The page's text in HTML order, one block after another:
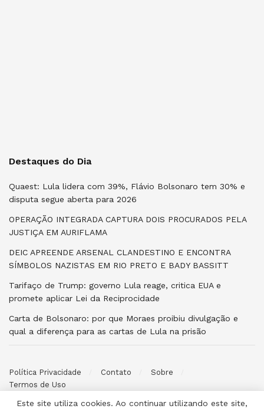
Destaques do Dia
Quaest: Lula lidera com 39%, Flávio Bolsonaro tem 30% e
disputa segue aberta para 2026
OPERAÇÃO INTEGRADA CAPTURA DOIS PROCURADOS PELA
JUSTIÇA EM AURIFLAMA
DEIC APREENDE ARSENAL CLANDESTINO E ENCONTRA
SÍMBOLOS NAZISTAS EM RIO PRETO E BADY BASSITT
Tarifaço de Trump: governo Lula reage, critica EUA e
promete aplicar Lei da Reciprocidade
Carta de Bolsonaro: por que Moraes proibiu divulgação e
qual a diferença para as cartas de Lula na prisão
Política Privacidade Contato
Sobre
Termos de Uso
© 2026 Poder ao Povo. Desenvolvido porHalysoh Macêdo. Todos
Este site utiliza cookies. Ao continuar utilizando este site,